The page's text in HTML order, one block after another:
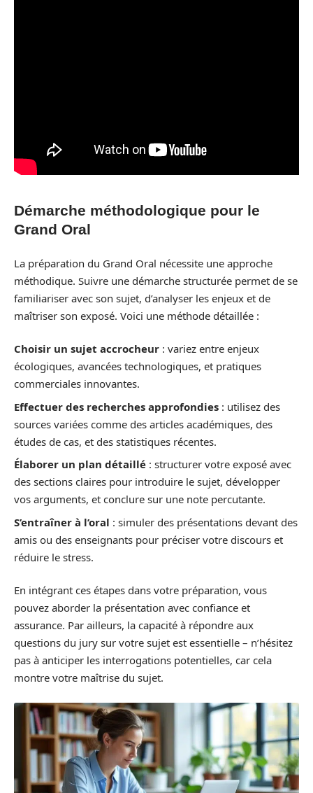
Démarche méthodologique pour le
Grand Oral
La préparation du Grand Oral nécessite une approche
méthodique. Suivre une démarche structurée permet de se
familiariser avec son sujet, d’analyser les enjeux et de
maîtriser son exposé. Voici une méthode détaillée :
Choisir un sujet accrocheur : variez entre enjeux
écologiques, avancées technologiques, et pratiques
commerciales innovantes.
Effectuer des recherches approfondies : utilisez des
sources variées comme des articles académiques, des
études de cas, et des statistiques récentes.
Élaborer un plan détaillé : structurer votre exposé avec
des sections claires pour introduire le sujet, développer
vos arguments, et conclure sur une note percutante.
S’entraîner à l’oral : simuler des présentations devant des
amis ou des enseignants pour préciser votre discours et
réduire le stress.
En intégrant ces étapes dans votre préparation, vous
pouvez aborder la présentation avec confiance et
assurance. Par ailleurs, la capacité à répondre aux
questions du jury sur votre sujet est essentielle – n’hésitez
pas à anticiper les interrogations potentielles, car cela
montre votre maîtrise du sujet.